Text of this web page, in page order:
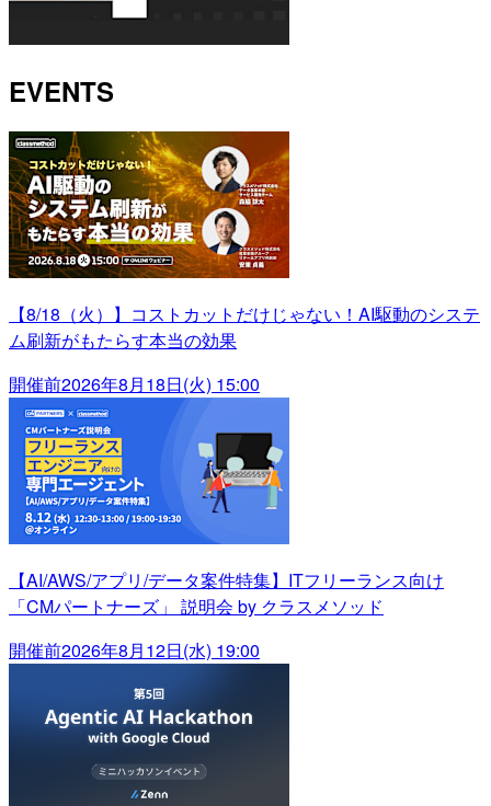
EVENTS
【8/18（火）】コストカットだけじゃない！AI駆動のシステ
ム刷新がもたらす本当の効果
開催前2026年8月18日(火) 15:00
【AI/AWS/アプリ/データ案件特集】ITフリーランス向け
「CMパートナーズ」 説明会 by クラスメソッド
開催前2026年8月12日(水) 19:00